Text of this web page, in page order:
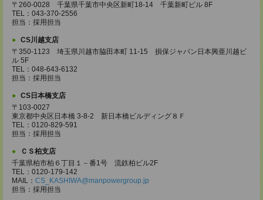
〒260-0028 千葉県千葉市中央区新町18-14 千葉新町ビル 8F
TEL：043-370-2556
担当：採用担当
CS川越支店
〒350-1123 埼玉県川越市脇田本町 11-15 損保ジャパン日本興亜川越ビ
ル 5F
TEL：048-643-6132
担当：採用担当
CS日本橋支店
〒103-0027
東京都中央区日本橋 3-8-2 新日本橋ビルディング８Ｆ
TEL：0120-829-591
担当：採用担当
ＣＳ柏支店
千葉県柏市柏６丁目１－番1号 流鉄柏ビル2F
TEL：0120-179-142
MAIL： CS_KASHIWA@manpowergroup.jp
担当：採用担当